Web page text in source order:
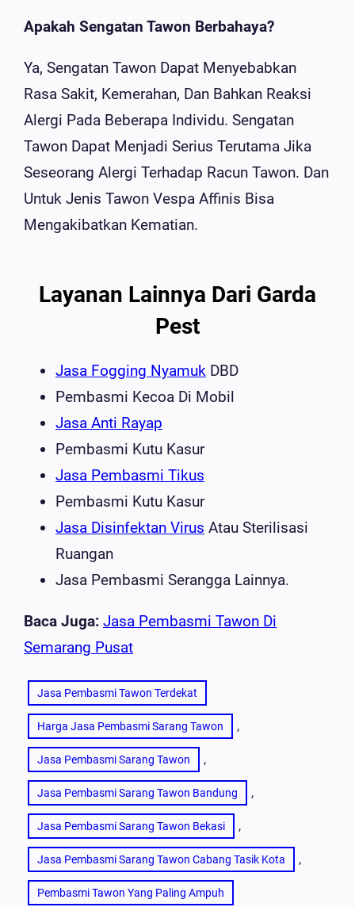
Apakah Sengatan Tawon Berbahaya?
Ya, Sengatan Tawon Dapat Menyebabkan
Rasa Sakit, Kemerahan, Dan Bahkan Reaksi
Alergi Pada Beberapa Individu. Sengatan
Tawon Dapat Menjadi Serius Terutama Jika
Seseorang Alergi Terhadap Racun Tawon. Dan
Untuk Jenis Tawon Vespa Affinis Bisa
Mengakibatkan Kematian.
Layanan Lainnya Dari Garda
Pest
Jasa Fogging Nyamuk DBD
Pembasmi Kecoa Di Mobil
Jasa Anti Rayap
Pembasmi Kutu Kasur
Jasa Pembasmi Tikus
Pembasmi Kutu Kasur
Jasa Disinfektan Virus Atau Sterilisasi
Ruangan
Jasa Pembasmi Serangga Lainnya.
Baca Juga: Jasa Pembasmi Tawon Di
Semarang Pusat
Jasa Pembasmi Tawon Terdekat
Harga Jasa Pembasmi Sarang Tawon ,
Jasa Pembasmi Sarang Tawon ,
Jasa Pembasmi Sarang Tawon Bandung ,
Jasa Pembasmi Sarang Tawon Bekasi ,
Jasa Pembasmi Sarang Tawon Cabang Tasik Kota ,
Pembasmi Tawon Yang Paling Ampuh